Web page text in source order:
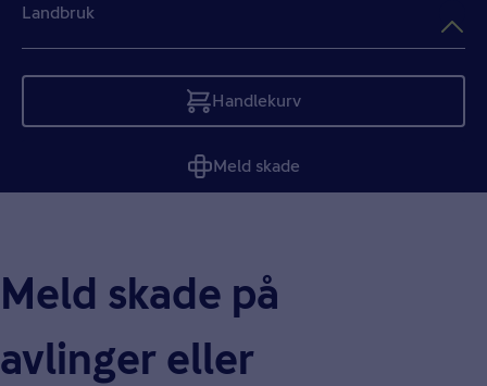
Landbruk
Handlekurv
Tom
Meld skade
Meld skade på
avlinger eller